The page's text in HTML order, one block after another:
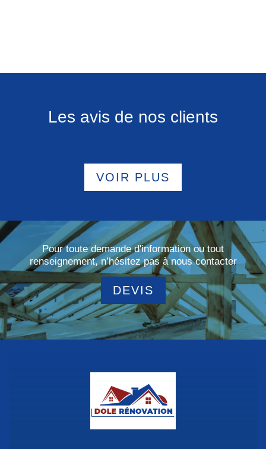
Les avis de nos clients
VOIR PLUS
Pour toute demande d'information ou tout
renseignement, n’hésitez pas à nous contacter
DEVIS